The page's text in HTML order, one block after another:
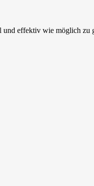
effektiv wie möglich zu